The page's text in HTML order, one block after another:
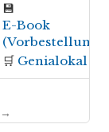
💾
E-Book
(Vorbestellung)
🛒 Genialokal